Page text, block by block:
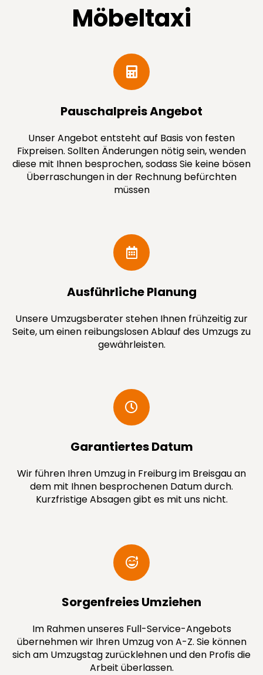
Möbeltaxi
Pauschal­preis Angebot
Unser Angebot entsteht auf Basis von festen
Fixpreisen. Sollten Änderungen nötig sein, wenden
diese mit Ihnen besprochen, sodass Sie keine bösen
Überraschungen in der Rechnung befürchten
müssen
Ausführ­liche Planung
Unsere Umzugsberater stehen Ihnen frühzeitig zur
Seite, um einen reibungslosen Ablauf des Umzugs zu
gewährleisten.
Garantiertes Datum
Wir führen Ihren Umzug in Freiburg im Breisgau an
dem mit Ihnen besprochenen Datum durch.
Kurzfristige Absagen gibt es mit uns nicht.
Sorgenfreies Umziehen
Im Rahmen unseres Full-Service-Angebots
übernehmen wir Ihren Umzug von A-Z. Sie können
sich am Umzugstag zurücklehnen und den Profis die
Arbeit überlassen.